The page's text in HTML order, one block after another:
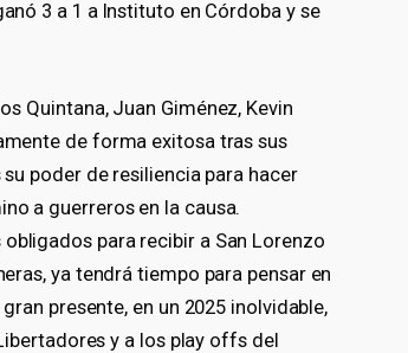
3 a 1 a Instituto en Córdoba y se
Quintana, Juan Giménez, Kevin
de forma exitosa tras sus
poder de resiliencia para hacer
a guerreros en la causa.
para recibir a San Lorenzo
ya tendrá tiempo para pensar en
presente, en un 2025 inolvidable,
y a los play offs del